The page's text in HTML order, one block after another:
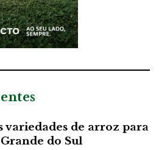
variedades de arroz para
do Sul